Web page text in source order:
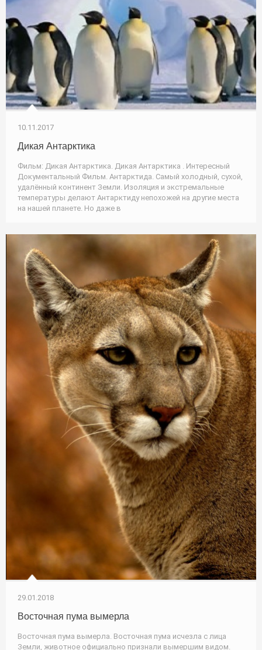
10.11.2017
Дикая Антарктика
Фильм: Дикая Антарктика. Дикая Антарктика . Интересный
Документальный Фильм. Антарктида. Самый холодный, сухой,
удалённый континент Земли. Изоляция и экстремальные
температуры делают Антарктиду непохожей на другие места
на нашей планете. Но даже в
29.01.2018
Восточная пума вымерла
Восточная пума вымерла. Восточная пума исчезла с лица
Земли, животное официально признали вымершим видом.